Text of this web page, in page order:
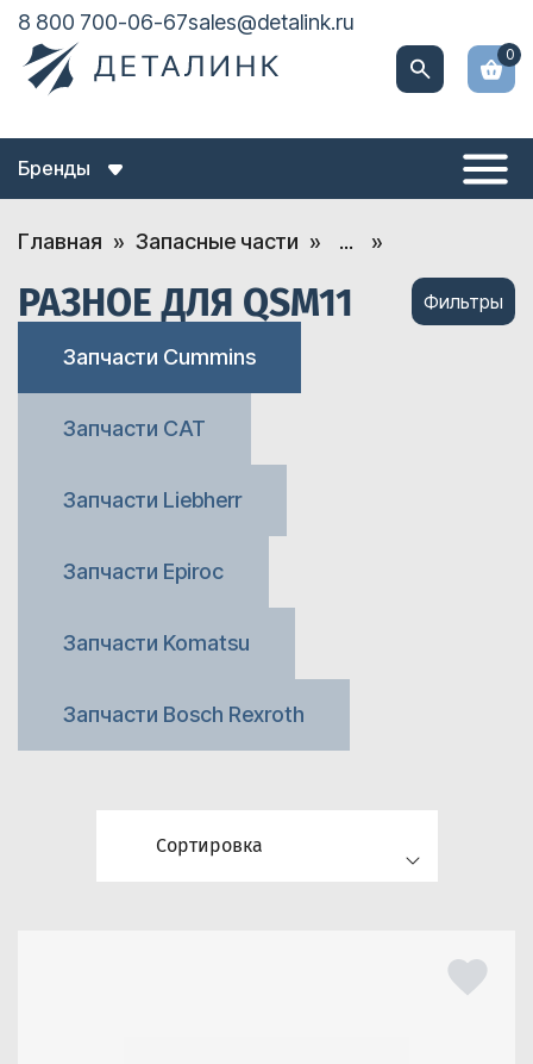
8 800 700-06-67sales@detalink.ru
0
Бренды
Главная Запасные части ...
РАЗНОЕ ДЛЯ QSM11
Запчасти Cummins
Запчасти CAT
Запчасти Liebherr
Запчасти Epiroc
Запчасти Komatsu
Запчасти Bosch Rexroth
Фильтры